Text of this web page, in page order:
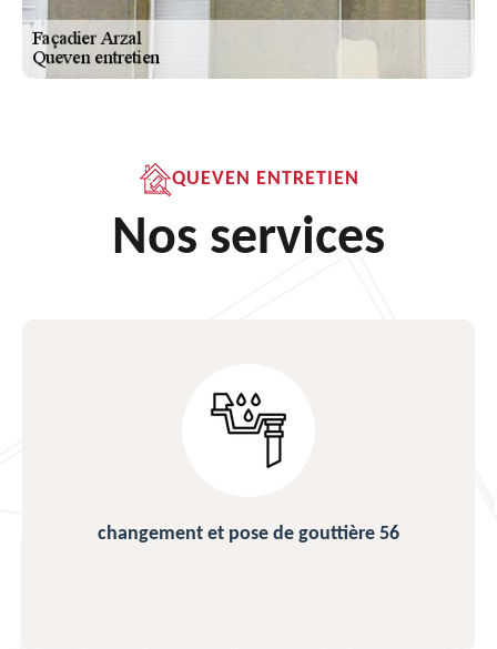
QUEVEN ENTRETIEN
Nos services
changement et pose de gouttière 56